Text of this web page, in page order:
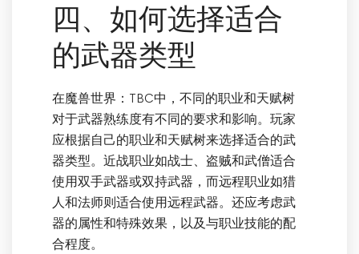
四、如何选择适合
的武器类型
在魔兽世界：TBC中，不同的职业和天赋树
对于武器熟练度有不同的要求和影响。玩家
应根据自己的职业和天赋树来选择适合的武
器类型。近战职业如战士、盗贼和武僧适合
使用双手武器或双持武器，而远程职业如猎
人和法师则适合使用远程武器。还应考虑武
器的属性和特殊效果，以及与职业技能的配
合程度。